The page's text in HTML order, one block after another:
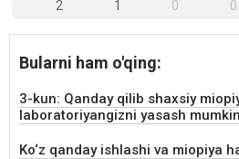
2 1 0 0
Bularni ham o'qing:
3-kun: Qanday qilib shaxsiy
laboratoriyangizni yasash
Ko‘z qanday ishlashi va miopiya